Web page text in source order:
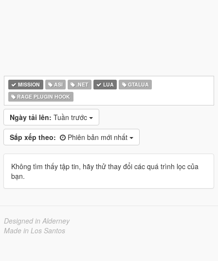
MISSION ASI .NET LUA
GTALUA
RAGE PLUGIN HOOK
Ngày tải lên: Tuần trước
Sắp xếp theo: Phiên bản mới nhất
Không tìm thấy tập tin, hãy thử thay đổi các quá trình lọc của
bạn.
Designed in Alderney
Made in Los Santos